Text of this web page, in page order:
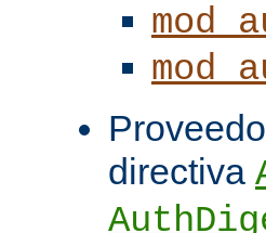
directiva